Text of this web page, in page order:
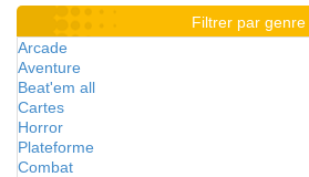
Filtrer par genre
Arcade
Aventure
Beat'em all
Cartes
Horror
Plateforme
Combat